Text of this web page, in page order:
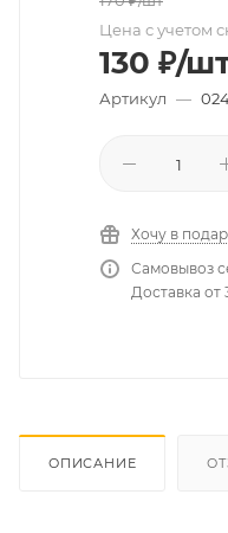
Цена с учетом
130 ₽/
Артикул —
Хочу в
Самовывоз
Доставка от
ОПИСАНИЕ